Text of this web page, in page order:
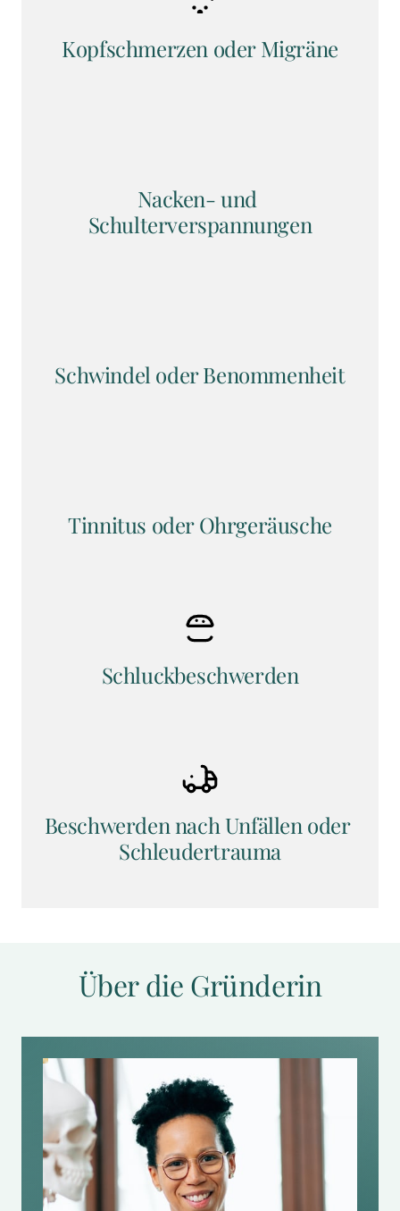
Kopfschmerzen oder Migräne
Nacken- und
Schulterverspannungen
Schwindel oder Benommenheit
Tinnitus oder Ohrgeräusche
Schluckbeschwerden
Beschwerden nach Unfällen oder
Schleudertrauma
Über die Gründerin